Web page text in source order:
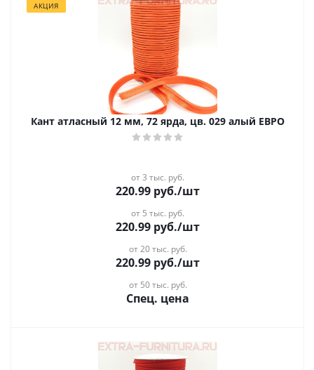
АКЦИЯ
Кант атласный 12 мм, 72 ярда, цв. 029 алый ЕВРО
от 3 тыс. руб.
220.99 руб./шт
от 5 тыс. руб.
220.99 руб./шт
от 20 тыс. руб.
220.99 руб./шт
от 50 тыс. руб.
Спец. цена